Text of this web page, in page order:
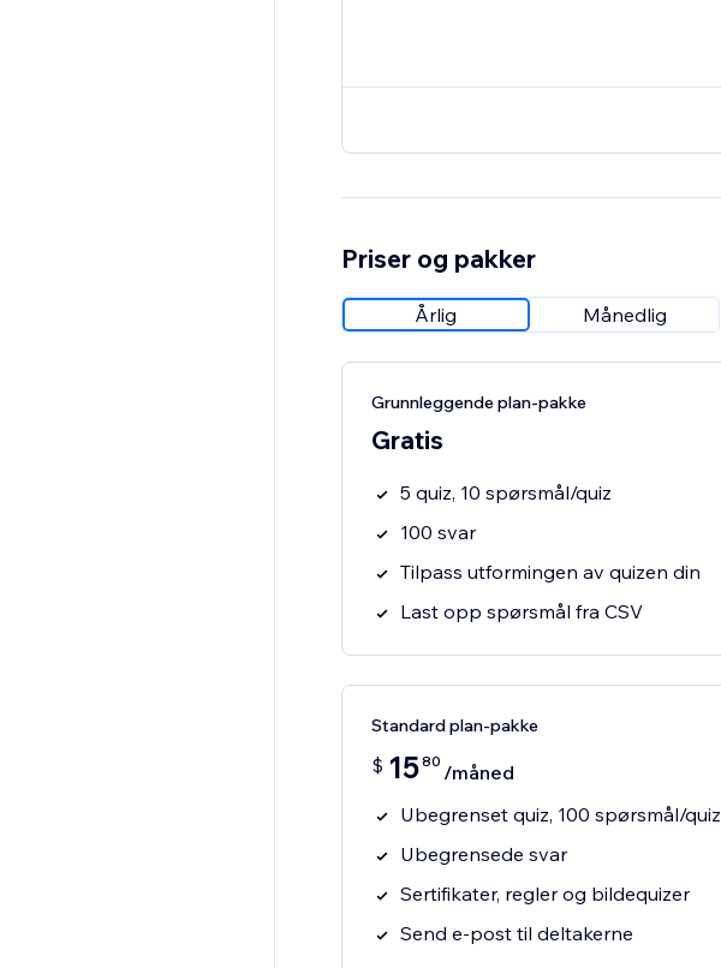
Priser og pakker
Årlig Månedlig
Grunnleggende plan-pakke
Gratis
5 quiz, 10 spørsmål/quiz
100 svar
Tilpass utformingen av quizen din
Last opp spørsmål fra CSV
Standard plan-pakke
$ 1580 /måned
Ubegrenset quiz, 100 spørsmål/quiz
Ubegrensede svar
Sertifikater, regler og bildequizer
Send e-post til deltakerne